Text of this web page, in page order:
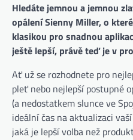
Hledáte jemnou a jemnou
opálení Sienny Miller, o
klasikou pro snadnou
ještě lepší, právě teď je v
Ať už se rozhodnete pro
pleť nebo nejlepší postupné
(a nedostatkem slunce ve
ideální čas na aktualizaci
jaká je lepší volba než